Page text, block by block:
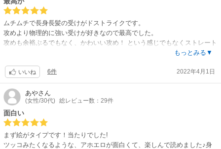
ムチムチで長身長髪の受けがドストライクです。
攻めより物理的に強い受けが好きなので最高でした。
攻めも余裕ぶるでもなく、かわいい攻め！ という感じでもなくストレート
な感じのキャラで、商業BLではあまり見ないタイプの組み合わせで嬉しす
これからどういう展開になるのか…二人が結ばれるところが早く見たいで
す！
ストーリーも続きがかなり気になります！
もっとみる▼
いいね 6件 2022年4月1日
あやさん
(女性/30代) 総レビュー数：29件
面白い
まず絵がタイプです！当たりでした!
ツッコみたくなるような、アホエロが面白くて、楽しんで読めました♪身